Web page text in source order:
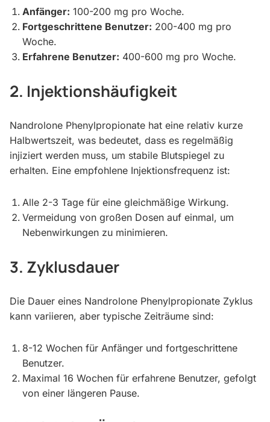
Anfänger: 100-200 mg pro Woche.
Fortgeschrittene Benutzer: 200-400 mg pro
Woche.
Erfahrene Benutzer: 400-600 mg pro Woche.
2. Injektionshäufigkeit
Nandrolone Phenylpropionate hat eine relativ kurze
Halbwertszeit, was bedeutet, dass es regelmäßig
injiziert werden muss, um stabile Blutspiegel zu
erhalten. Eine empfohlene Injektionsfrequenz ist:
Alle 2-3 Tage für eine gleichmäßige Wirkung.
Vermeidung von großen Dosen auf einmal, um
Nebenwirkungen zu minimieren.
3. Zyklusdauer
Die Dauer eines Nandrolone Phenylpropionate Zyklus
kann variieren, aber typische Zeiträume sind:
8-12 Wochen für Anfänger und fortgeschrittene
Benutzer.
Maximal 16 Wochen für erfahrene Benutzer, gefolgt
von einer längeren Pause.